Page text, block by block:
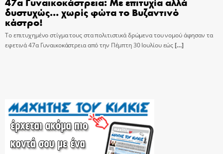
δυστυχώς… χωρίς φώτα το Βυζαντινό
κάστρο!
Το επιτυχημένο στίγμα τους στα πολιτιστικά δρώμενα του νομού άφησαν τα
εφετινά 47α Γυναικοκάστρεια από την Πέμπτη 30 Ιουλίου εώς[…]